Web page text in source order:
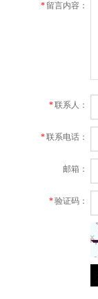
* 留言内容：
*联系人：
*联系电话：
邮箱：
*验证码：